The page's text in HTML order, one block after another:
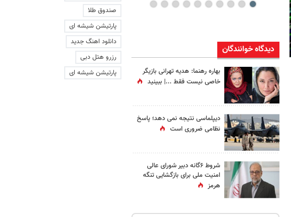
دیدگاه خوانندگان
بهاره رهنما: هدیه تهرانی بازیگر
خاصی نیست فقط ...|‌ ببینید
دیپلماسی نتیجه‌ نمی دهد؛ پاسخ
نظامی ضروری است
شروط ۶گانه دبیر شورای عالی
امنیت ملی برای بازگشایی تنگه
هرمز
صندوق طلا
پارتیشن شیشه ای
دانلود اهنگ جدید
رزرو هتل دبی
پارتیشن شیشه ای